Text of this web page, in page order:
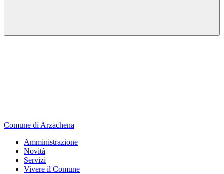
Comune di Arzachena
Amministrazione
Novità
Servizi
Vivere il Comune